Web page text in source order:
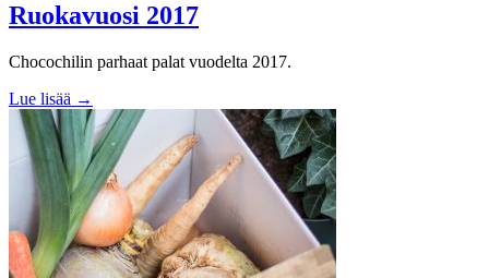
Ruokavuosi 2017
Chocochilin parhaat palat vuodelta 2017.
Lue lisää →